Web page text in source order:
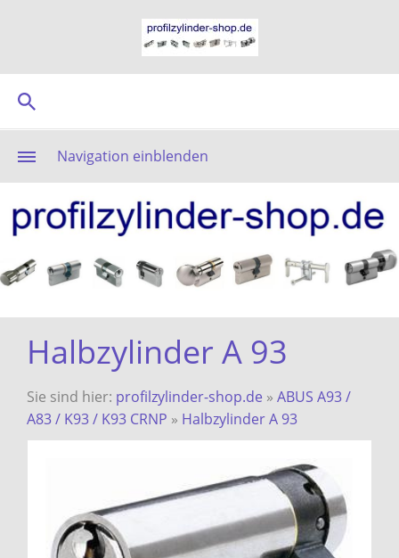
Navigation einblenden
Halbzylinder A 93
Sie sind hier: profilzylinder-shop.de » ABUS A93 /
A83 / K93 / K93 CRNP » Halbzylinder A 93